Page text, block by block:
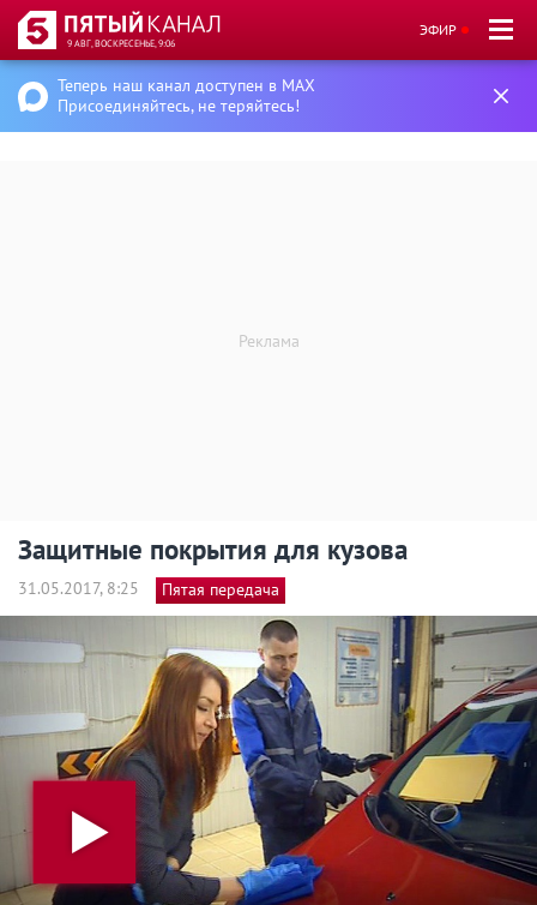
9 АВГ, ВОСКРЕСЕНЬЕ, 9:06
ЭФИР
Теперь наш канал доступен в MAX
Присоединяйтесь, не теряйтесь!
Защитные покрытия для кузова
31.05.2017, 8:25 Пятая передача